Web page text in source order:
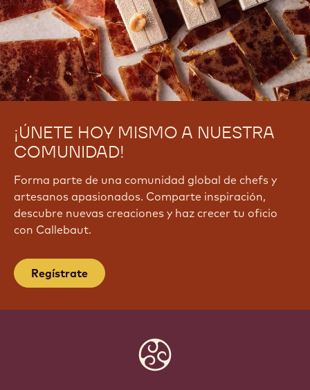
¡ÚNETE HOY MISMO A NUESTRA
COMUNIDAD!
Forma parte de una comunidad global de chefs y
artesanos apasionados. Comparte inspiración,
descubre nuevas creaciones y haz crecer tu oficio
con Callebaut.
Regístrate